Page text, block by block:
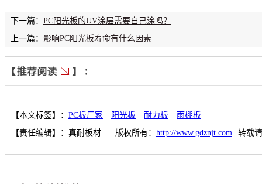
下一篇： PC阳光板的UV涂层需要自己涂吗？
上一篇： 影响PC阳光板寿命有什么因素
【本文标签】： PC板厂家 阳光板 耐力板
雨棚板
【责任编辑】： 真耐板材 版权所有： http://www.gdznjt.com 转载